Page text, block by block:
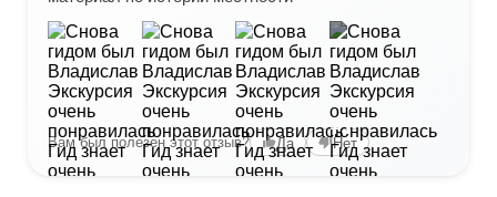
+1
Вам был полезен этот отзыв? Да Нет